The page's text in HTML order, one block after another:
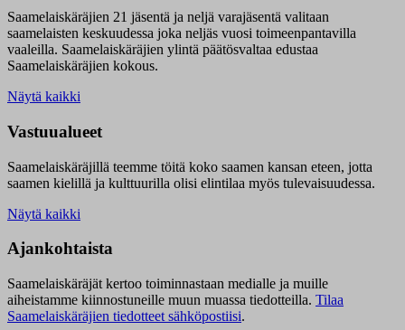
Saamelaiskäräjien 21 jäsentä ja neljä varajäsentä valitaan
saamelaisten keskuudessa joka neljäs vuosi toimeenpantavilla
vaaleilla. Saamelaiskäräjien ylintä päätösvaltaa edustaa
Saamelaiskäräjien kokous.
Näytä kaikki
Vastuualueet
Saamelaiskäräjillä teemme töitä koko saamen kansan eteen, jotta
saamen kielillä ja kulttuurilla olisi elintilaa myös tulevaisuudessa.
Näytä kaikki
Ajankohtaista
Saamelaiskäräjät kertoo toiminnastaan medialle ja muille
aiheistamme kiinnostuneille muun muassa tiedotteilla. Tilaa
Saamelaiskäräjien tiedotteet sähköpostiisi.